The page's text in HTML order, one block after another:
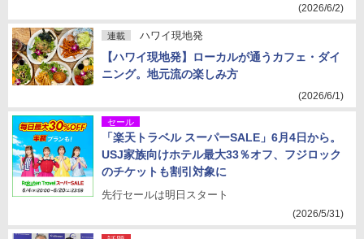
(2026/6/2)
連載 ハワイ現地発
【ハワイ現地発】ローカルが通うカフェ・ダイ
ニング。地元流の楽しみ方
(2026/6/1)
セール
「楽天トラベル スーパーSALE」6月4日から。
USJ家族向けホテル最大33％オフ、フジロック
のチケットも割引対象に
先行セールは明日スタート
(2026/5/31)